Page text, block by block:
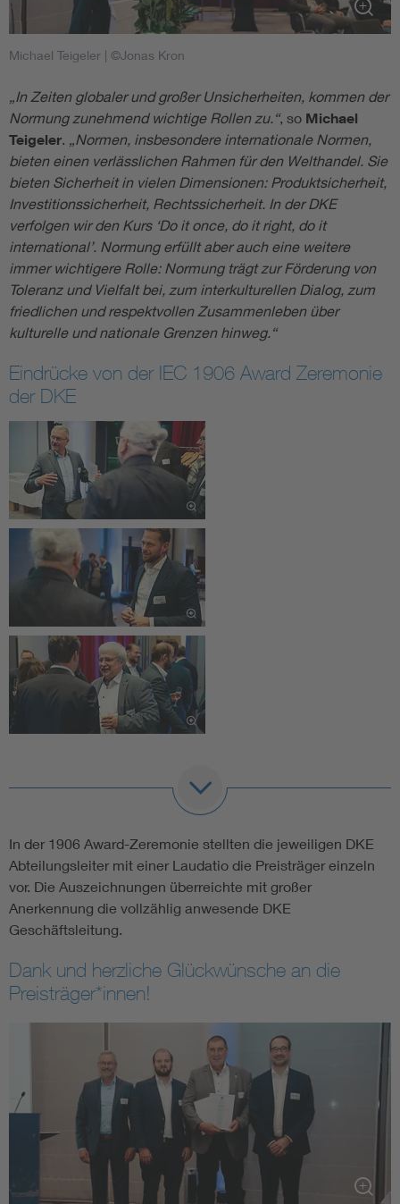
Michael Teigeler | ©Jonas Kron
„In Zeiten globaler und großer Unsicherheiten, kommen der
Normung zunehmend wichtige Rollen zu.“, so Michael
Teigeler. „Normen, insbesondere internationale Normen,
bieten einen verlässlichen Rahmen für den Welthandel. Sie
bieten Sicherheit in vielen Dimensionen: Produktsicherheit,
Investitionssicherheit, Rechtssicherheit. In der DKE
verfolgen wir den Kurs ‘Do it once, do it right, do it
international’. Normung erfüllt aber auch eine weitere
immer wichtigere Rolle: Normung trägt zur Förderung von
Toleranz und Vielfalt bei, zum interkulturellen Dialog, zum
friedlichen und respektvollen Zusammenleben über
kulturelle und nationale Grenzen hinweg.“
Eindrücke von der IEC 1906 Award Zeremonie
der DKE
In der 1906 Award-Zeremonie stellten die jeweiligen DKE
Abteilungsleiter mit einer Laudatio die Preisträger einzeln
vor. Die Auszeichnungen überreichte mit großer
Anerkennung die vollzählig anwesende DKE
Geschäftsleitung.
Dank und herzliche Glückwünsche an die
Preisträger*innen!